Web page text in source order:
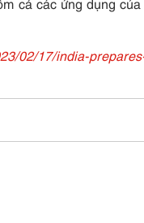
02/17/india-